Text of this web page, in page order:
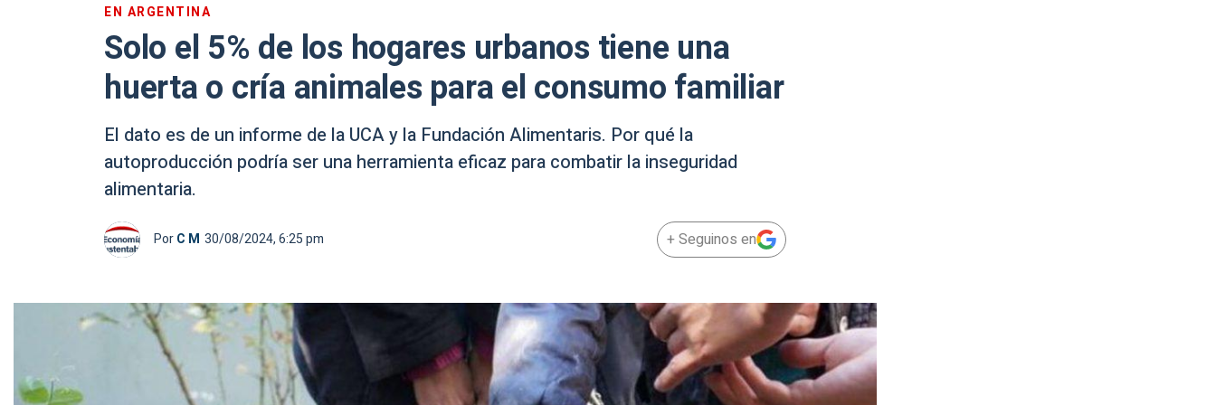
EN ARGENTINA
Solo el 5% de los hogares urbanos tiene una
huerta o cría animales para el consumo familiar
El dato es de un informe de la UCA y la Fundación Alimentaris. Por qué la
autoproducción podría ser una herramienta eficaz para combatir la inseguridad
alimentaria.
PorC M 30/08/2024, 6:25 pm + Seguinos en